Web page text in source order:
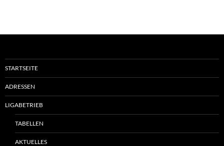
STARTSEITE
ADRESSEN
LIGABETRIEB
TABELLEN
AKTUELLES